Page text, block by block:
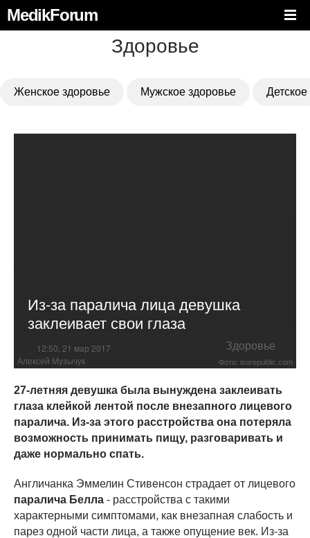
MedikForum
Здоровье
Женское здоровье Мужское здоровье
Из-за паралича лица девушка
заклеивает свои глаза
12:50, 21 мар 2017 Здоровье
Алексей Музычук Фото: isorepublic.com
27-летняя девушка была вынуждена заклеивать
глаза клейкой лентой после внезапного лицевого
паралича. Из-за этого расстройства она потеряла
возможность принимать пищу, разговаривать и
даже нормально спать.
Англичанка Эммелин Стивенсон страдает от лицевого
паралича Белла - расстройства с такими
характерными симптомами, как внезапная слабость и
парез одной части лица, а также опущение век. Из-за